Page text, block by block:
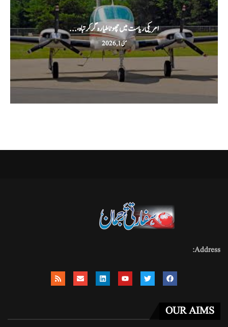
امریکی ریاست میں چھوٹا طیارہ گر کر تباہ،...
مئی 1, 2026
Address:
OUR AIMS